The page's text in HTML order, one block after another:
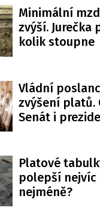
Minimální
zvýší. Jurečka
kolik stoupne
Vládní
zvýšení platů.
Senát i
Platové
polepší nejvíc
nejméně?